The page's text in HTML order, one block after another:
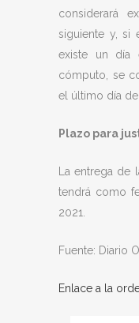
considerará
siguiente y, si
existe un día
cómputo, se
el último día
Plazo para
La entrega
tendrá como
2021.
Fuente: Diario
Enlace a la